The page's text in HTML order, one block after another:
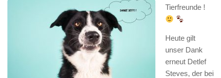
Tierfreunde !
Heute gilt
unser Dank
erneut Detlef
Steves, der bei